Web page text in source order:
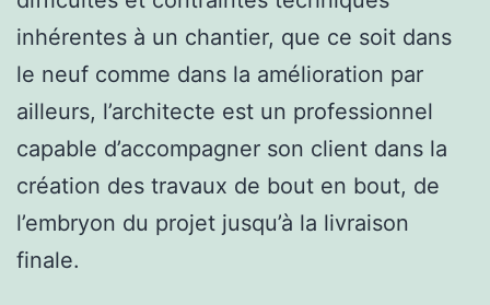
inhérentes à un chantier, que ce soit dans
le neuf comme dans la amélioration par
ailleurs, l’architecte est un professionnel
capable d’accompagner son client dans la
création des travaux de bout en bout, de
l’embryon du projet jusqu’à la livraison
finale.